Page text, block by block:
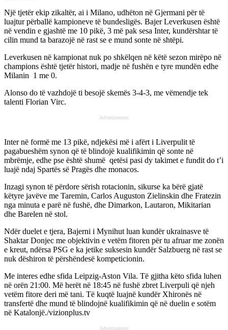
Një tjetër ekip zikaltër, ai i Milano, udhëton në Gjermani për të
luajtur përballë kampioneve të bundesligës. Bajer Leverkusen është
në vendin e gjashtë me 10 pikë, 3 më pak sesa Inter, kundërshtar të
cilin mund ta barazojë në rast se e mund sonte në shtëpi.
Leverkusen në kampionat nuk po shkëlqen në këtë sezon mirëpo në
champions është tjetër histori, madje në fushën e tyre mundën edhe
Milanin 1 me 0.
Alonso do të vazhdojë ti besojë skemës 3-4-3, me vëmendje tek
talenti Florian Virc.
Advertisement
Inter në formë me 13 pikë, ndjekësi më i afërt i Liverpulit të
pagabueshëm synon që të blindojë kualifikimin që sonte në
mbrëmje, edhe pse është shumë qetësi pasi dy takimet e fundit do t’i
luajë ndaj Spartës së Pragës dhe monacos.
Inzagi synon të përdore sërish rotacionin, sikurse ka bërë gjatë
këtyre javëve me Taremin, Carlos Auguston Zielinskin dhe Fratezin
nga minuta e parë në fushë, dhe Dimarkon, Lautaron, Mikitarian
dhe Barelen në stol.
Ndër duelet e tjera, Bajerni i Mynihut luan kundër ukrainasve të
Shaktar Donjec me objektivin e vetëm fitoren për tu afruar me zonën
e kreut, ndërsa PSG e ka jetike suksesin kundër Salzbuerg në rast se
nuk dëshiron të përshëndesë kompeticionin.
Me interes edhe sfida Leipzig-Aston Vila. Të gjitha këto sfida luhen
në orën 21:00. Më herët në 18:45 në fushë zbret Liverpuli që njeh
vetëm fitore deri më tani. Të kuqtë luajnë kundër Xhironës në
transfertë dhe mund të blindojnë kualifikimin që në duelin e sotëm
në Katalonjë./vizionplus.tv
Advertisement